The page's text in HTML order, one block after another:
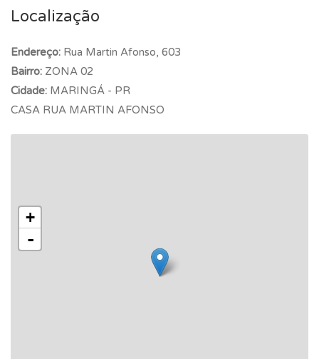
Localização
Endereço: Rua Martin Afonso, 603
Bairro: ZONA 02
Cidade: MARINGÁ - PR
CASA RUA MARTIN AFONSO
+
-